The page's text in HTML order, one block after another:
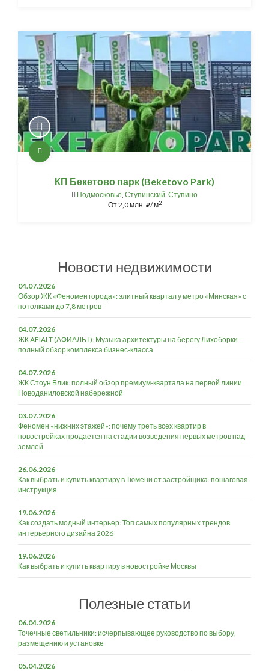
КП Бекетово парк (Beketovo Park)
Подмосковье, Ступинский, Ступино
От2,0 млн. ⃏/ м2
Новости недвижимости
04.07.2026
Обзор ЖК «Феномен города»: элитный квартал у метро «Минская» с
потолками до 7,8 метров
04.07.2026
ЖК AFIALT (АФИАЛЬТ): Музыка архитектуры на берегу Лихоборки —
полный обзор комплекса бизнес-класса
04.07.2026
ЖК Стоун Блик: полный обзор премиум-квартала на первой линии
Новоданиловской набережной
03.07.2026
Феномен «нижних этажей»: почему треть всех квартир в
новостройках продается на стадии возведения первых метров над
землей
26.06.2026
Как выбрать и купить квартиру в Тюмени от застройщика: пошаговая
инструкция
19.06.2026
Как создать модный интерьер: Топ самых популярных трендов
интерьерного дизайна 2026
19.06.2026
Как выбрать и купить квартиру в новостройке Москвы
Полезные статьи
06.04.2026
Точечные светильники: исчерпывающее руководство по выбору,
размещению и установке
05.04.2026